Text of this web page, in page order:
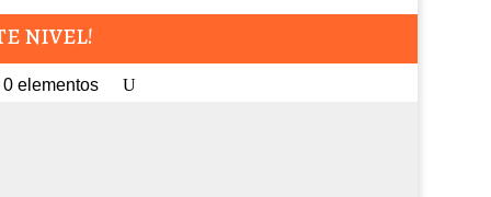
NIVEL!
0 elementos